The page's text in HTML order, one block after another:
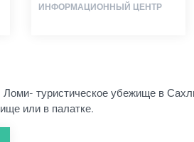
ИНФОРМАЦИОННЫЙ ЦЕНТР
туристическое убежище в
или в палатке.